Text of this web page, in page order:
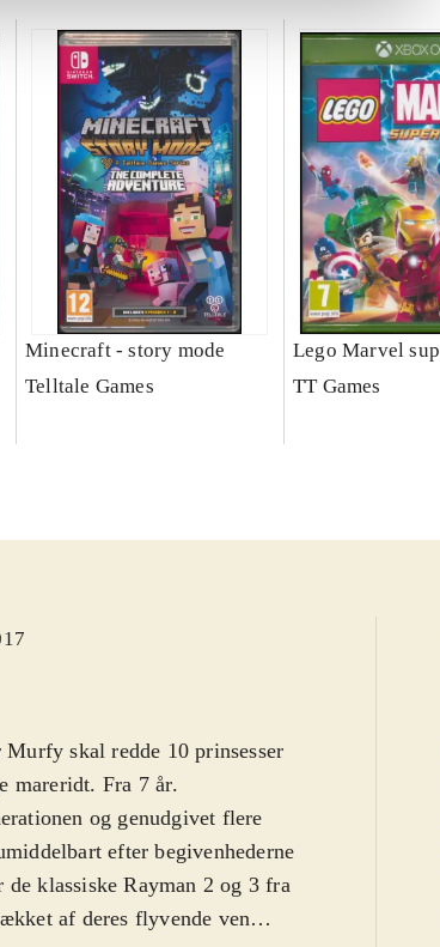
Minecraft - story mode
Telltale Games
Lego Marvel
TT Games
skal redde 10 prinsesser
mareridt. Fra 7 år.
og genudgivet flere
efter begivenhederne
klassiske Rayman 2 og 3 fra
af deres flyvende ven